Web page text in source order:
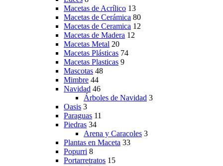
Macetas de Acrílico 13
Macetas de Cerámica 80
Macetas de Ceramica 12
Macetas de Madera 12
Macetas Metal 20
Macetas Plásticas 74
Macetas Plasticas 9
Mascotas 48
Mimbre 44
Navidad 46
Árboles de Navidad 3
Oasis 3
Paraguas 11
Piedras 34
Arena y Caracoles 3
Plantas en Maceta 33
Popurri 8
Portarretratos 15